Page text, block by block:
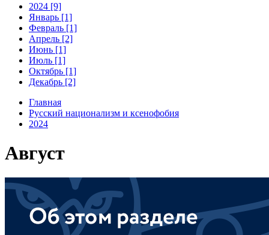
2024 [9]
Январь [1]
Февраль [1]
Апрель [2]
Июнь [1]
Июль [1]
Октябрь [1]
Декабрь [2]
Главная
Русский национализм и ксенофобия
2024
Август